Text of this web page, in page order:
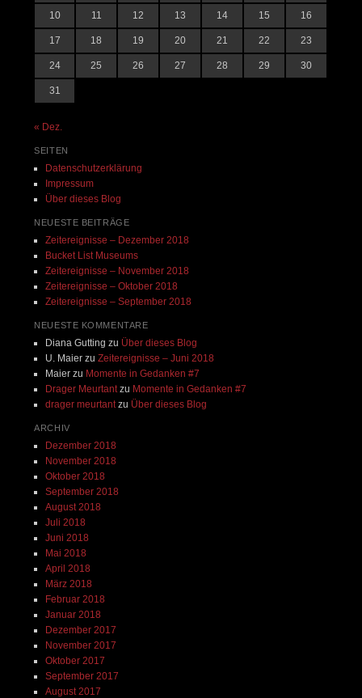
10 11 12 13 14 15 16
17 18 19 20 21 22 23
24 25 26 27 28 29 30
31
« Dez.
SEITEN
Datenschutzerklärung
Impressum
Über dieses Blog
NEUESTE BEITRÄGE
Zeitereignisse – Dezember 2018
Bucket List Museums
Zeitereignisse – November 2018
Zeitereignisse – Oktober 2018
Zeitereignisse – September 2018
NEUESTE KOMMENTARE
Diana Gutting zu Über dieses Blog
U. Maierzu Zeitereignisse – Juni 2018
Maierzu Momente in Gedanken #7
Drager Meurtantzu Momente in Gedanken #7
drager meurtantzu Über dieses Blog
ARCHIV
Dezember 2018
November 2018
Oktober 2018
September 2018
August 2018
Juli 2018
Juni 2018
Mai 2018
April 2018
März 2018
Februar 2018
Januar 2018
Dezember 2017
November 2017
Oktober 2017
September 2017
August 2017